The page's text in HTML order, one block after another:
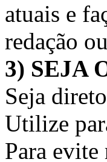
atuais e
redação
3) SEJA
Seja
Utilize
Para evite